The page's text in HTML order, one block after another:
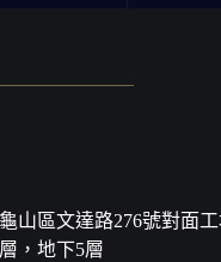
山區文達路276號對面
，地下5層